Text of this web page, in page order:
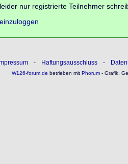
nur registrierte Teilnehmer
- Haftungsausschluss -
W126-forum.de betrieben mitPhorum- Grafik,